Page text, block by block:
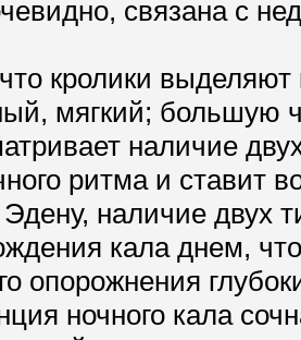
связана с
кролики
мягкий; большую
наличие
ритма и ставит
наличие двух
кала днем,
опорожнения
ночного кала